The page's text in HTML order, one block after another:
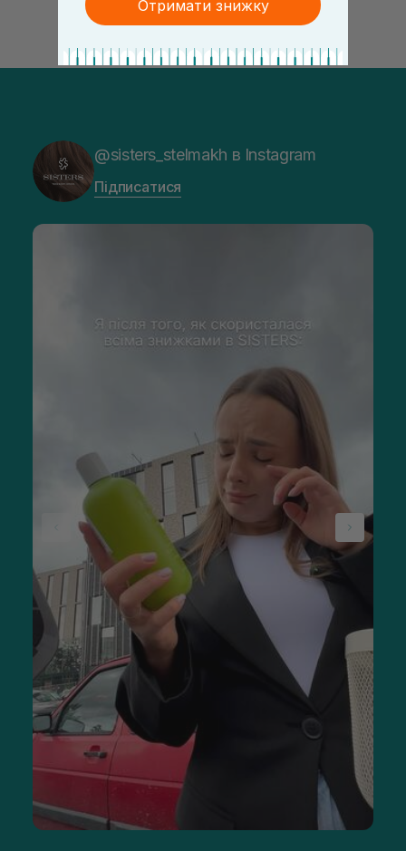
@sisters_stelmakh в Instagram
Підписатися
Отримати знижку